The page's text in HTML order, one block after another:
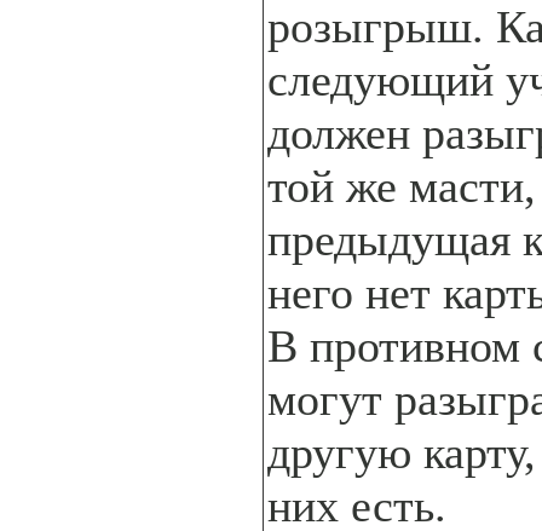
розыгрыш.
следующий
должен
той же
предыдущая
него нет
В противном
могут
другую
них есть.